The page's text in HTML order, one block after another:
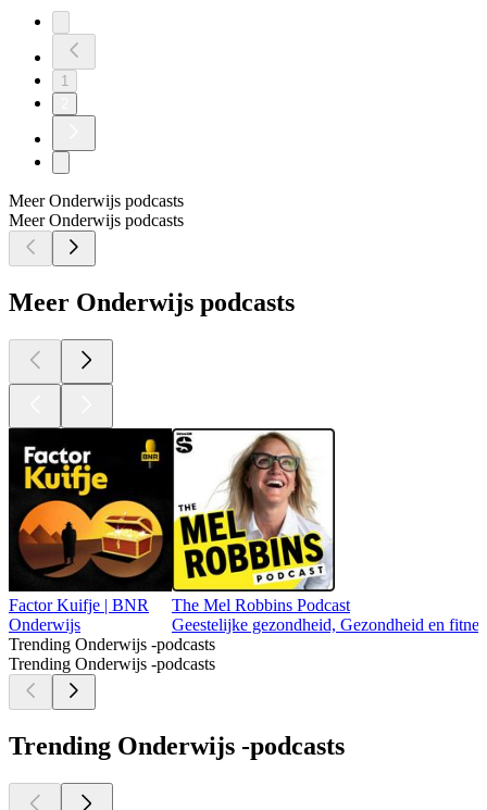
1
Meer Onderwijs podcasts
Meer Onderwijs podcasts
Meer Onderwijs podcasts
Factor Kuifje | BNR
Onderwijs
The Mel Robbins Podcast
Geestelijke gezondheid, Gezondheid en
Trending Onderwijs -podcasts
Trending Onderwijs -podcasts
Trending Onderwijs -podcasts